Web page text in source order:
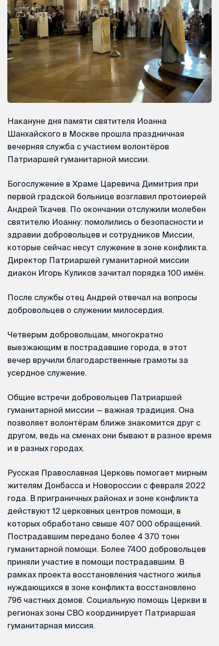
Накануне дня памяти святителя Иоанна
Шанхайского в Москве прошла праздничная
вечерняя служба с участием волонтёров
Патриаршей гуманитарной миссии.
Богослужение в Храме Царевича Димитрия при
первой градской больнице возглавил протоиерей
Андрей Ткачев. По окончании отслужили молебен
святителю Иоанну: помолились о безопасности и
здравии добровольцев и сотрудников Миссии,
которые сейчас несут служение в зоне конфликта.
Директор Патриаршей гуманитарной миссии
диакон Игорь Куликов зачитал порядка 100 имён.
После службы отец Андрей отвечал на вопросы
добровольцев о служении милосердия.
Четверым добровольцам, многократно
выезжающим в пострадавшие города, в этот
вечер вручили благодарственные грамоты за
усердное служение.
Общие встречи добровольцев Патриаршей
гуманитарной миссии — важная традиция. Она
позволяет волонтёрам ближе знакомится друг с
другом, ведь на сменах они бывают в разное время
и в разных городах.
Русская Православная Церковь помогает мирным
жителям Донбасса и Новороссии с февраля 2022
года. В приграничных районах и зоне конфликта
действуют 12 церковных центров помощи, в
которых обработано свыше 407 000 обращений.
Пострадавшим передано более 4 370 тонн
гуманитарной помощи. Более 7400 добровольцев
приняли участие в помощи пострадавшим. В
рамках проекта восстановления частного жилья
нуждающихся в зоне конфликта восстановлено
796 частных домов. Социальную помощь Церкви в
регионах зоны СВО координирует Патриаршая
гуманитарная миссия.